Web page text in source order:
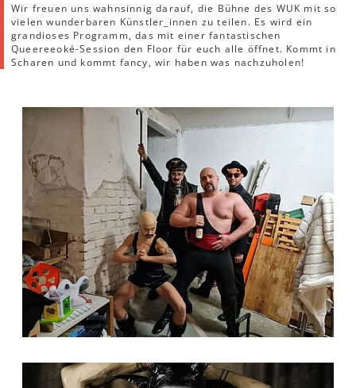
Wir freuen uns wahnsinnig darauf, die Bühne des WUK mit so
vielen wunderbaren Künstler_innen zu teilen. Es wird ein
grandioses Programm, das mit einer fantastischen
Queereeoké-Session den Floor für euch alle öffnet. Kommt in
Scharen und kommt fancy, wir haben was nachzuholen!